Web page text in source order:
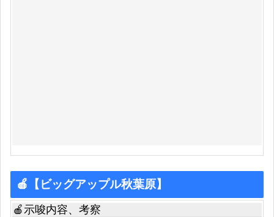
🍎【ビッグアップル秋葉原】
🍎示唆内容、考察